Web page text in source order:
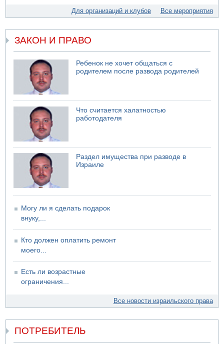
Для организаций и клубов Все мероприятия
ЗАКОН И ПРАВО
Ребенок не хочет общаться с
родителем после развода родителей
Что считается халатностью
работодателя
Раздел имущества при разводе в
Израиле
Могу ли я сделать подарок
внуку,...
Кто должен оплатить ремонт
моего...
Есть ли возрастные
ограничения...
Все новости израильского права
ПОТРЕБИТЕЛЬ